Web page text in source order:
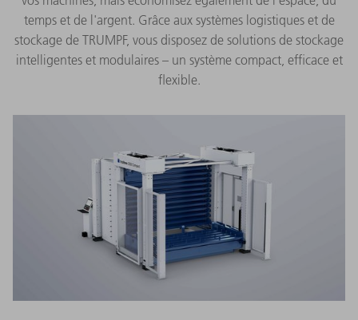
temps et de l'argent. Grâce aux systèmes logistiques et de
stockage de TRUMPF, vous disposez de solutions de stockage
intelligentes et modulaires – un système compact, efficace et
flexible.